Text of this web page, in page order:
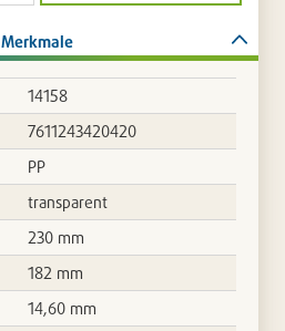
Merkmale
14158
7611243420420
PP
transparent
230 mm
182 mm
14,60 mm